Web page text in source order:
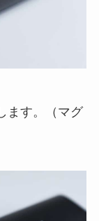
ます。（マグ